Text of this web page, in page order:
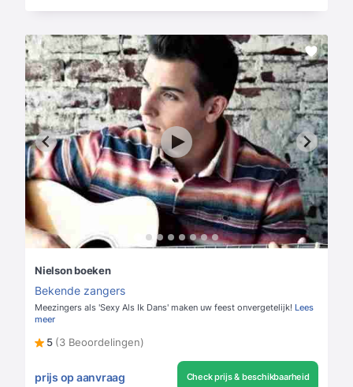
Nielson boeken
Bekende zangers
Meezingers als 'Sexy Als Ik Dans' maken uw feest onvergetelijk! Lees
meer
5 (3 Beoordelingen)
prijs op aanvraag Check prijs & beschikbaarheid